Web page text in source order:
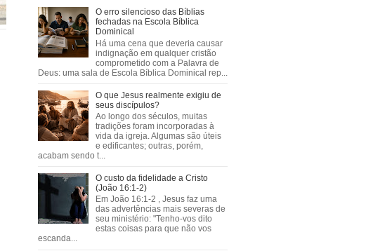
O erro silencioso das Bíblias
fechadas na Escola Bíblica
Dominical
Há uma cena que deveria causar
indignação em qualquer cristão
comprometido com a Palavra de
Deus: uma sala de Escola Bíblica Dominical rep...
O que Jesus realmente exigiu de
seus discípulos?
Ao longo dos séculos, muitas
tradições foram incorporadas à
vida da igreja. Algumas são úteis
e edificantes; outras, porém,
acabam sendo t...
O custo da fidelidade a Cristo
(João 16:1-2)
Em João 16:1-2 , Jesus faz uma
das advertências mais severas de
seu ministério: "Tenho-vos dito
estas coisas para que não vos
escanda...